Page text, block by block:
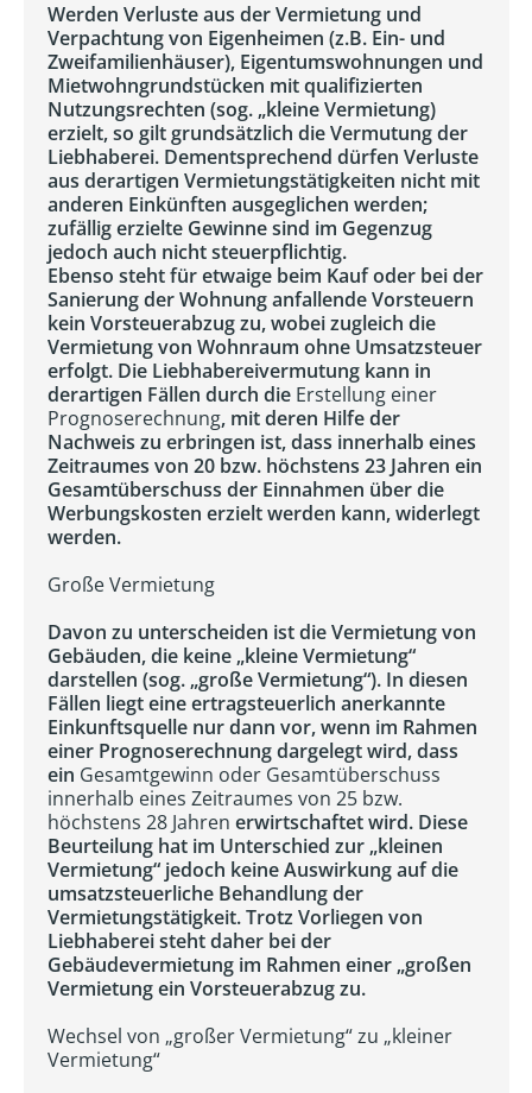
Werden Verluste aus der Vermietung und
Verpachtung von Eigenheimen (z.B. Ein- und
Zweifamilienhäuser), Eigentumswohnungen und
Mietwohngrundstücken mit qualifizierten
Nutzungsrechten (sog. „kleine Vermietung)
erzielt, so gilt grundsätzlich die Vermutung der
Liebhaberei. Dementsprechend dürfen Verluste
aus derartigen Vermietungstätigkeiten nicht mit
anderen Einkünften ausgeglichen werden;
zufällig erzielte Gewinne sind im Gegenzug
jedoch auch nicht steuerpflichtig.
Ebenso steht für etwaige beim Kauf oder bei der
Sanierung der Wohnung anfallende Vorsteuern
kein Vorsteuerabzug zu, wobei zugleich die
Vermietung von Wohnraum ohne Umsatzsteuer
erfolgt. Die Liebhabereivermutung kann in
derartigen Fällen durch die Erstellung einer
Prognoserechnung, mit deren Hilfe der
Nachweis zu erbringen ist, dass innerhalb eines
Zeitraumes von 20 bzw. höchstens 23 Jahren ein
Gesamtüberschuss der Einnahmen über die
Werbungskosten erzielt werden kann, widerlegt
werden.
Große Vermietung
Davon zu unterscheiden ist die Vermietung von
Gebäuden, die keine „kleine Vermietung“
darstellen (sog. „große Vermietung“). In diesen
Fällen liegt eine ertragsteuerlich anerkannte
Einkunftsquelle nur dann vor, wenn im Rahmen
einer Prognoserechnung dargelegt wird, dass
ein Gesamtgewinn oder Gesamtüberschuss
innerhalb eines Zeitraumes von 25 bzw.
höchstens 28 Jahren erwirtschaftet wird. Diese
Beurteilung hat im Unterschied zur „kleinen
Vermietung“ jedoch keine Auswirkung auf die
umsatzsteuerliche Behandlung der
Vermietungstätigkeit. Trotz Vorliegen von
Liebhaberei steht daher bei der
Gebäudevermietung im Rahmen einer „großen
Vermietung ein Vorsteuerabzug zu.
Wechsel von „großer Vermietung“ zu „kleiner
Vermietung“